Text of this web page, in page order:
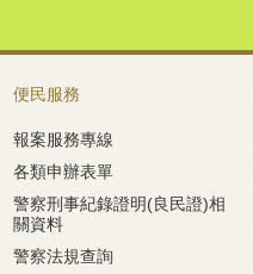
便民服務
報案服務專線
各類申辦表單
警察刑事紀錄證明(良民證)相
關資料
警察法規查詢